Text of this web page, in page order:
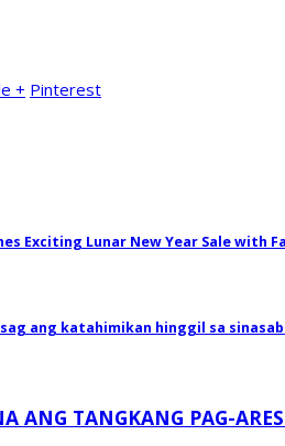
+ Pinterest
Exciting Lunar New Year Sale with
ang katahimikan hinggil sa
ANG TANGKANG PAG-